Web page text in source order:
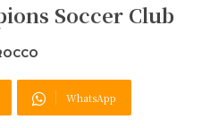
Soccer Club
WhatsApp